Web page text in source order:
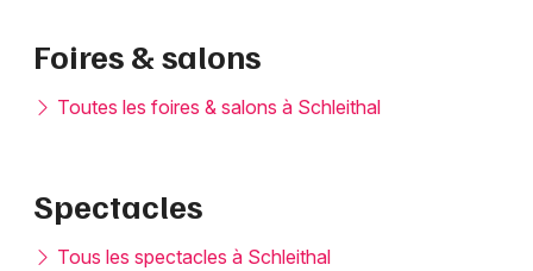
Foires & salons
Toutes les foires & salons à Schleithal
Spectacles
Tous les spectacles à Schleithal